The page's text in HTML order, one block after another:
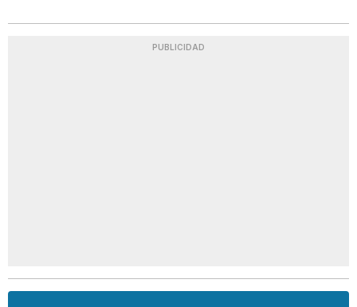
PUBLICIDAD